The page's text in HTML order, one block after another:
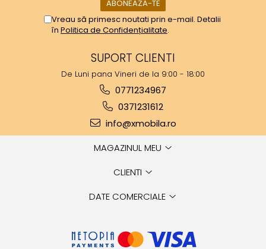
Vreau să primesc noutati prin e-mail. Detalii
în Politica de Confidențialitate.
SUPORT CLIENTI
De Luni pana Vineri de la 9:00 - 18:00
0771234967
0371231612
info@xmobila.ro
MAGAZINUL MEU
CLIENTI
DATE COMERCIALE